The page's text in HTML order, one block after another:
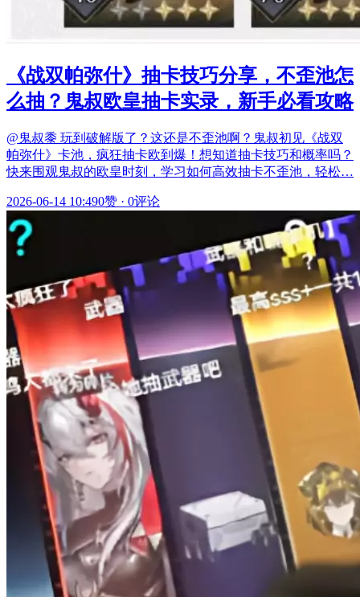
《战双帕弥什》抽卡技巧分享，不歪池怎
么抽？鬼叔欧皇抽卡实录，新手必看攻略
@鬼叔黍 玩到破解版了？这还是不歪池啊？鬼叔初见《战双
帕弥什》卡池，疯狂抽卡欧到爆！想知道抽卡技巧和概率吗？
快来围观鬼叔的欧皇时刻，学习如何高效抽卡不歪池，轻松…
2026-06-14 10:490赞 · 0评论